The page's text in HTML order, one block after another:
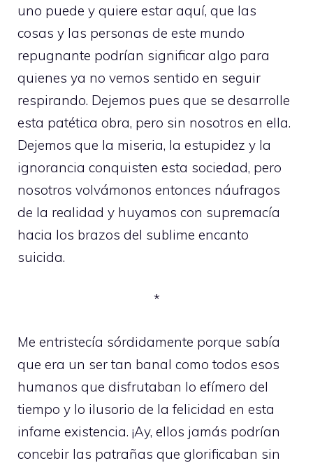
uno puede y quiere estar aquí, que las
cosas y las personas de este mundo
repugnante podrían significar algo para
quienes ya no vemos sentido en seguir
respirando. Dejemos pues que se desarrolle
esta patética obra, pero sin nosotros en ella.
Dejemos que la miseria, la estupidez y la
ignorancia conquisten esta sociedad, pero
nosotros volvámonos entonces náufragos
de la realidad y huyamos con supremacía
hacia los brazos del sublime encanto
suicida.
*
Me entristecía sórdidamente porque sabía
que era un ser tan banal como todos esos
humanos que disfrutaban lo efímero del
tiempo y lo ilusorio de la felicidad en esta
infame existencia. ¡Ay, ellos jamás podrían
concebir las patrañas que glorificaban sin